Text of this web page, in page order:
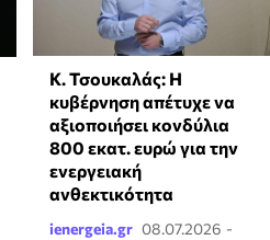
Κ. Τσουκαλάς: Η
κυβέρνηση απέτυχε να
αξιοποιήσει κονδύλια
800 εκατ. ευρώ για την
ενεργειακή
ανθεκτικότητα
ienergeia.gr 08.07.2026 -